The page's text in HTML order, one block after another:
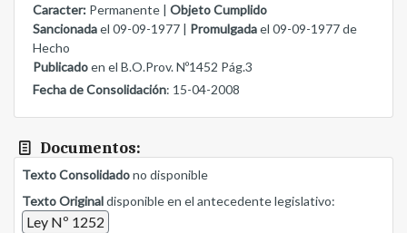
Caracter: Permanente | Objeto Cumplido
Sancionadael 09-09-1977 | Promulgadael 09-09-1977 de
Hecho
Publicadoen el B.O.Prov. Nº1452 Pág.3
Fecha de Consolidación: 15-04-2008
Documentos:
Texto Consolidadono disponible
Texto Originaldisponible en el antecedente legislativo:
Ley Nº 1252